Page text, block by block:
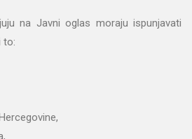
na Javni oglas moraju ispunjavati
to: